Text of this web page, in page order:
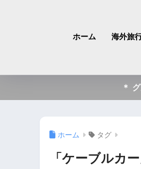
ホーム 海外旅
＊
ホーム タグ
「ケーブルカ